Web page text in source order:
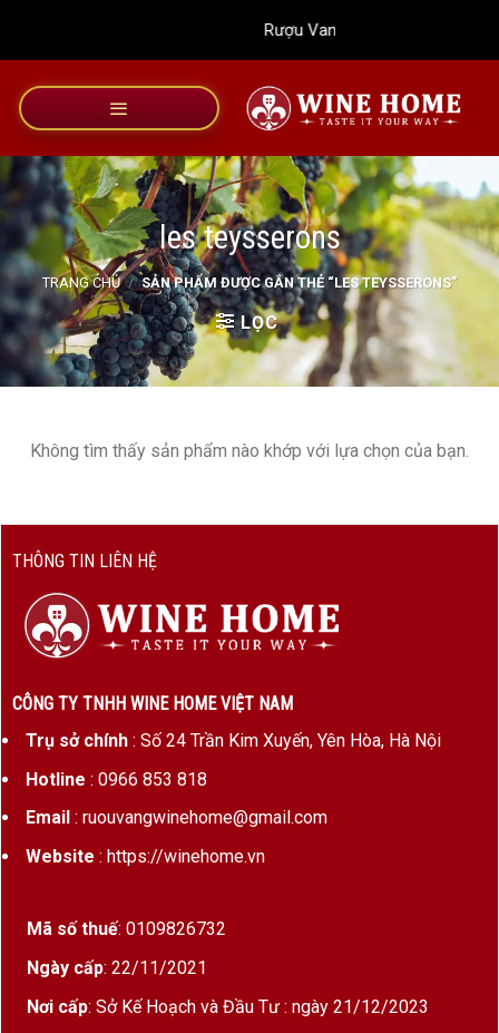
dung
Rượu Vang Wine Home
les teysserons
TRANG CHỦ / SẢN PHẨM ĐƯỢC GẮN THẺ “LES TEYSSERONS”
LỌC
Không tìm thấy sản phẩm nào khớp với lựa chọn của bạn.
THÔNG TIN LIÊN HỆ
CÔNG TY TNHH WINE HOME VIỆT NAM
Trụ sở chính: Số 24 Trần Kim Xuyến, Yên Hòa, Hà Nội
Hotline : 0966 853 818
Email : ruouvangwinehome@gmail.com
Website : https://winehome.vn
Mã số thuế: 0109826732
Ngày cấp: 22/11/2021
Nơi cấp: Sở Kế Hoạch và Đầu Tư : ngày 21/12/2023